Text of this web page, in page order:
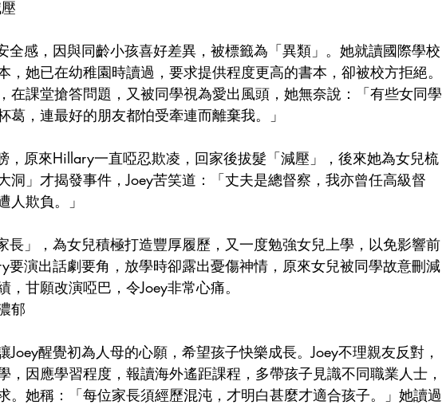
全感，因與同齡小孩喜好差異，被標籤為「異類」。她就讀國際學校
，她已在幼稚園時讀過，要求提供程度更高的書本，卻被校方拒絕。
在課堂搶答問題，又被同學視為愛出風頭，她無奈說：「有些女同學
葛，連最好的朋友都怕受牽連而離棄我。」
，原來Hillary一直啞忍欺凌，回家後拔髮「減壓」，後來她為女兒梳
洞」才揭發事件，Joey苦笑道：「丈夫是總督察，我亦曾任高級督
人欺負。」
長」，為女兒積極打造豐厚履歷，又一度勉強女兒上學，以免影響前
要演出話劇要角，放學時卻露出憂傷神情，原來女兒被同學故意刪減
甘願改演啞巴，令Joey非常心痛。
郁
Joey醒覺初為人母的心願，希望孩子快樂成長。Joey不理親友反對，
，因應學習程度，報讀海外遙距課程，多帶孩子見識不同職業人士，
。她稱：「每位家長須經歷混沌，才明白甚麼才適合孩子。」她讀過